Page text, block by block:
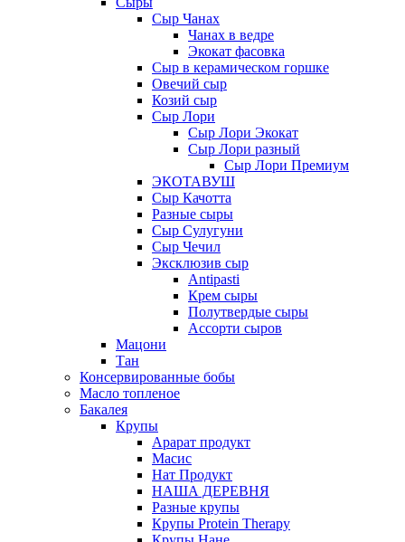
Сыр Чанах
Чанах в ведре
Экокат фасовка
Сыр в керамическом горшке
Овечий сыр
Козий сыр
Сыр Лори
Сыр Лори Экокат
Сыр Лори разный
Сыр Лори Премиум
ЭКОТАВУШ
Сыр Качотта
Разные сыры
Сыр Сулугуни
Сыр Чечил
Эксклюзив сыр
Antipasti
Крем сыры
Полутвердые сыры
Ассорти сыров
Мацони
Тан
Консервированные бобы
Масло топленое
Бакалея
Крупы
Арарат продукт
Масис
Нат Продукт
НАША ДЕРЕВНЯ
Разные крупы
Крупы Protein Therapy